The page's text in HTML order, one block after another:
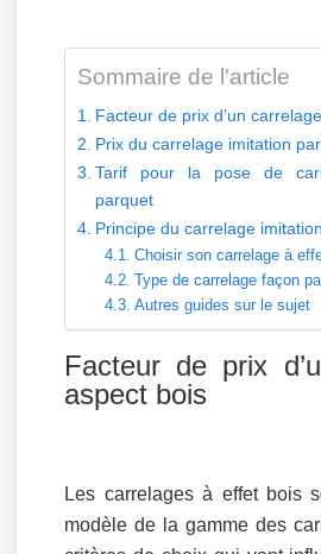
Sommaire de l'article
Facteur de prix d’un
Prix du carrelage imitation
Tarif pour la pose de
parquet
Principe du carrelage
Choisir son carrelage à
Type de carrelage façon
Autres guides sur le sujet
Facteur de prix
aspect bois
Les carrelages à effet bois
modèle de la gamme des